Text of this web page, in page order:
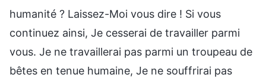
humanité ? Laissez-Moi vous dire ! Si vous
continuez ainsi, Je cesserai de travailler parmi
vous. Je ne travaillerai pas parmi un troupeau de
bêtes en tenue humaine, Je ne souffrirai pas